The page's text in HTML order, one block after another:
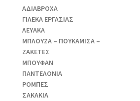
ΑΔΙΑΒΡΟΧΑ
ΓΙΛΕΚΑ ΕΡΓΑΣΙΑΣ
ΛΕΥΑΚΑ
ΜΠΛΟΥΖΑ – ΠΟΥΚΑΜΙΣΑ –
ΖΑΚΕΤΕΣ
ΜΠΟΥΦΑΝ
ΠΑΝΤΕΛΟΝΙΑ
ΡΟΜΠΕΣ
ΣΑΚΑΚΙΑ